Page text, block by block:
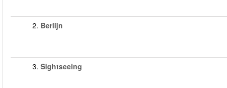
2. Berlijn
3. Sightseeing